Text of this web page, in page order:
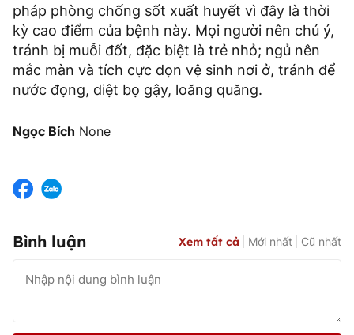
pháp phòng chống sốt xuất huyết vì đây là thời
kỳ cao điểm của bệnh này. Mọi người nên chú ý,
tránh bị muỗi đốt, đặc biệt là trẻ nhỏ; ngủ nên
mắc màn và tích cực dọn vệ sinh nơi ở, tránh để
nước đọng, diệt bọ gậy, loăng quăng.
Ngọc Bích None
Bình luận Xem tất cả Mới nhất Cũ nhất